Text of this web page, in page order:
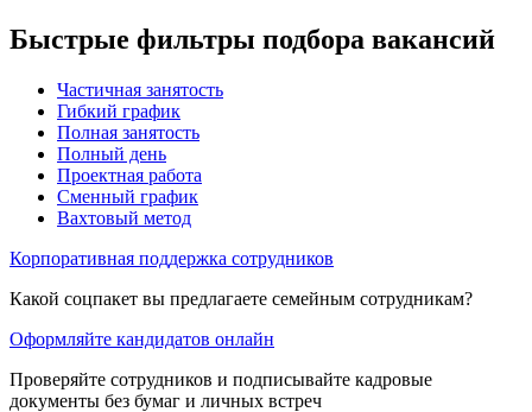
Быстрые фильтры подбора вакансий
Частичная занятость
Гибкий график
Полная занятость
Полный день
Проектная работа
Сменный график
Вахтовый метод
Корпоративная поддержка сотрудников
Какой соцпакет вы предлагаете семейным сотрудникам?
Оформляйте кандидатов онлайн
Проверяйте сотрудников и подписывайте кадровые
документы без бумаг и личных встреч